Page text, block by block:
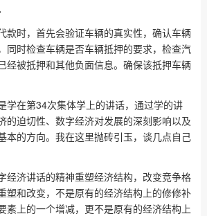
时，首先会验证车辆的真实性，确认车辆
同时检查车辆是否车辆抵押的要求，检查汽
经被抵押和其他负面信息。确保该抵押车辆
在第34次集体学上的讲话，通过学的讲
的迫切性、数字经济对发展的深刻影响以及
本的方向。我在这里抛砖引玉，谈几点自己
济讲话的精神重塑经济结构，改变竞争格
塑和改变，不是原有的经济结构上的修修补
素上的一个增减，更不是原有的经济结构上